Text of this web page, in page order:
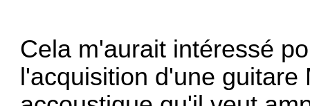
Cela m'aurait intéressé
l'acquisition d'une